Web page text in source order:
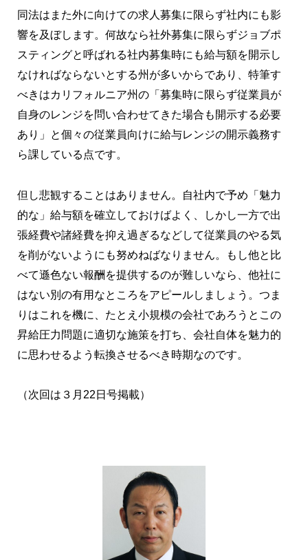
同法はまた外に向けての求人募集に限らず社内にも影
響を及ぼします。何故なら社外募集に限らずジョブポ
スティングと呼ばれる社内募集時にも給与額を開示し
なければならないとする州が多いからであり、特筆す
べきはカリフォルニア州の「募集時に限らず従業員が
自身のレンジを問い合わせてきた場合も開示する必要
あり」と個々の従業員向けに給与レンジの開示義務す
ら課している点です。
但し悲観することはありません。自社内で予め「魅力
的な」給与額を確立しておけばよく、しかし一方で出
張経費や諸経費を抑え過ぎるなどして従業員のやる気
を削がないようにも努めねばなりません。もし他と比
べて遜色ない報酬を提供するのが難しいなら、他社に
はない別の有用なところをアピールしましょう。つま
りはこれを機に、たとえ小規模の会社であろうとこの
昇給圧力問題に適切な施策を打ち、会社自体を魅力的
に思わせるよう転換させるべき時期なのです。
（次回は３月22日号掲載）